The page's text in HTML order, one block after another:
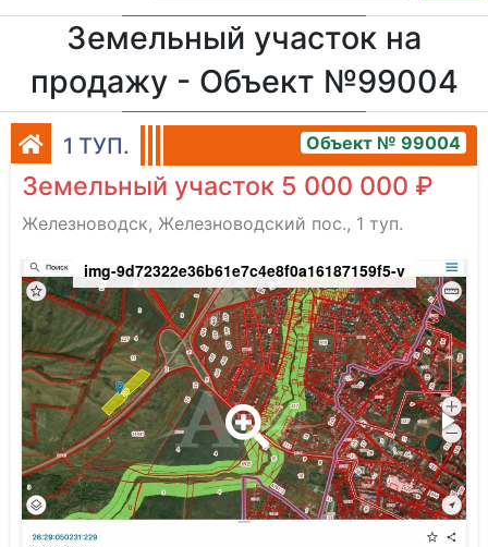
Земельный участок на
продажу - Объект №99004
1 ТУП. Объект № 99004
Земельный участок 5 000 000 ₽
Железноводск, Железноводский пос., 1 туп.
img-9d72322e36b61e7c4e8f0a16187159f5-v